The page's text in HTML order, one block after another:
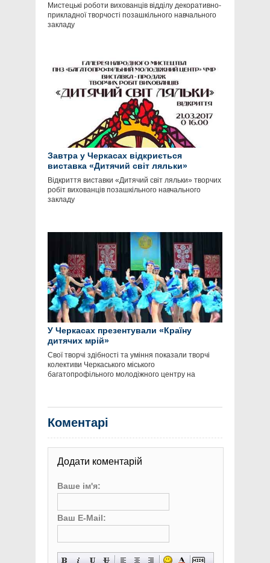
Мистецькі роботи вихованців відділу декоративно-
прикладної творчості позашкільного навчального
закладу
Завтра у Черкасах відкриється
виставка «Дитячий світ ляльки»
Відкриття виставки «Дитячий світ ляльки» творчих
робіт вихованців позашкільного навчального
закладу
У Черкасах презентували «Країну
дитячих мрій»
Свої творчі здібності та уміння показали творчі
колективи Черкаського міського
багатопрофільного молодіжного центру на
Коментарі
Додати коментарій
Ваше ім'я:
Ваш E-Mail: